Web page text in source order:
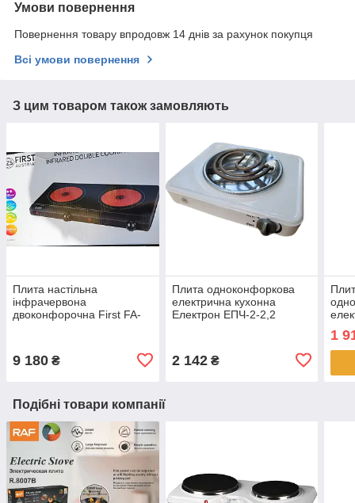
Умови повернення
Повернення товару впродовж 14 днів за рахунок покупця
Всі умови повернення
З цим товаром також замовляють
Плита настільна
інфрачервона
двоконфорочна First FA-
9 180 ₴
Плита одноконфоркова
електрична кухонна
Електрон ЕПЧ-2-2,2
2 142₴
1
Подібні товари компанії